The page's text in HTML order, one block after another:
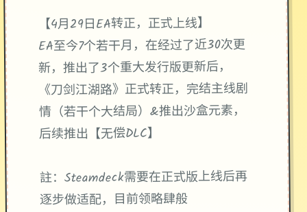
【4月29日EA转正，正式上线】
EA至今7个若干月，在经过了近30次更
新，推出了3个重大发行版更新后，
《刀剑江湖路》正式转正，完结主线剧
情（若干个大结局）&推出沙盒元素，
后续推出【无偿DLC】
註：Steamdeck需要在正式版上线后再
逐步做适配，目前领略肆般